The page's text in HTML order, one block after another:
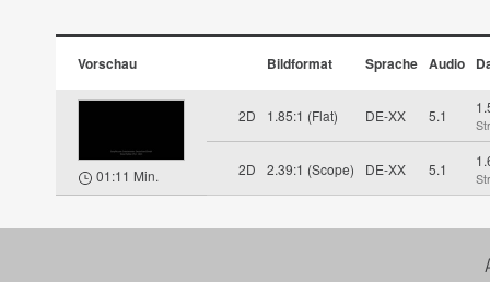
Vorschau Bildformat Sprache Audio
01:11 Min.
2D 1.85:1 (Flat) DE-XX 5.1
2D 2.39:1 (Scope) DE-XX 5.1